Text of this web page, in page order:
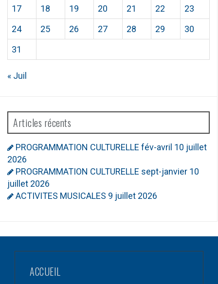
17
18 19 20 21 22
23
24
25 26 27 28 29
30
31
« Juil
Articles récents
PROGRAMMATION CULTURELLE fév-avril 10 juillet
2026
PROGRAMMATION CULTURELLE sept-janvier 10
juillet 2026
ACTIVITES MUSICALES 9 juillet 2026
ACCUEIL